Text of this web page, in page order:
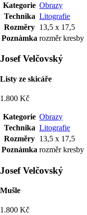
Kategorie Obrazy
Technika Litografie
Rozměry 13,5 x 17,5
Poznámka rozměr kresby
Josef Velčovský
Listy ze skicáře
1.800 Kč
Kategorie Obrazy
Technika Litografie
Rozměry 13,5 x 17,5
Poznámka rozměr kresby
Josef Velčovský
Mušle
1.800 Kč